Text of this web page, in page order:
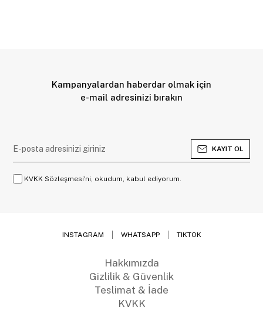
Kampanyalardan haberdar olmak için
e-mail adresinizi bırakın
KAYIT OL
KVKK Sözleşmesi'ni, okudum, kabul ediyorum.
INSTAGRAM WHATSAPP TIKTOK
Hakkımızda
Gizlilik & Güvenlik
Teslimat & İade
KVKK